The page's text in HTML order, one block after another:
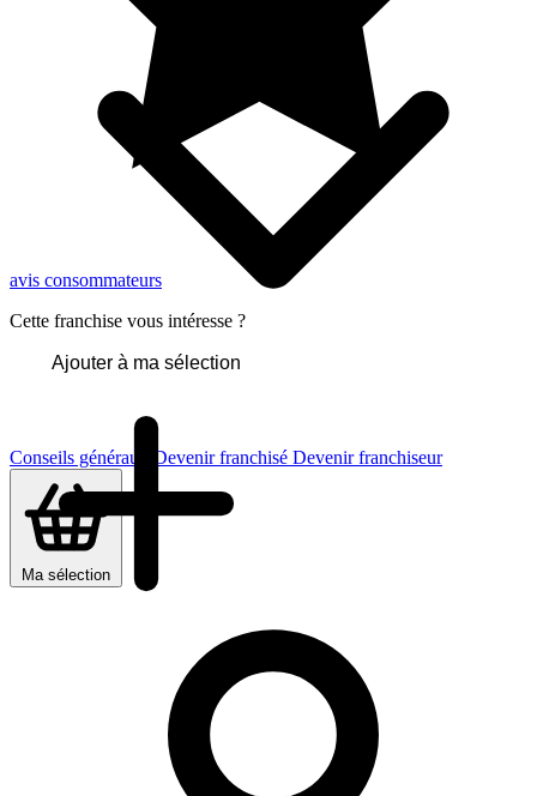
Conseils généraux Devenir franchisé Devenir franchiseur
Ma sélection
avis consommateurs
Cette franchise vous intéresse ?
Ajouter à ma sélection